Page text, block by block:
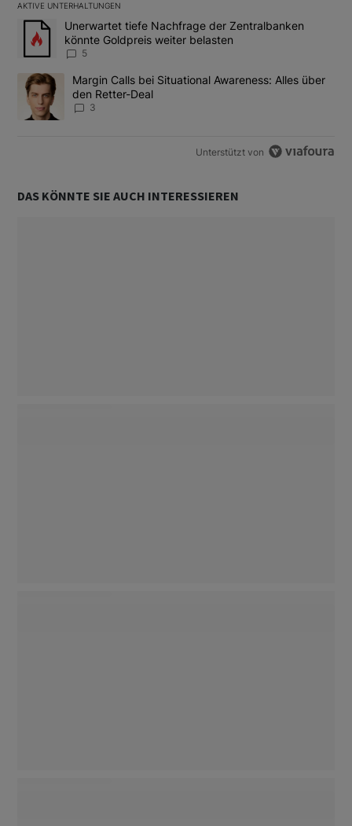
AKTIVE UNTERHALTUNGEN
Das Folgende ist eine Liste der am meisten kommentierten
Ein Trendartikel mit dem Titel "Unerwartet tiefe Nachfrage der
Unerwartet tiefe Nachfrage der Zentralbanken
könnte Goldpreis weiter belasten
5
Ein Trendartikel mit dem Titel "Margin Calls bei Situational
Margin Calls bei Situational Awareness: Alles über
den Retter-Deal
3
Unterstützt von
DAS KÖNNTE SIE AUCH INTERESSIEREN